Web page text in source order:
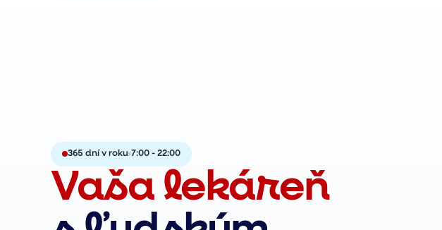
365 dní v roku 7:00 - 22:00
Vaša lekáreň